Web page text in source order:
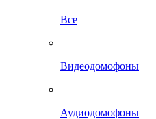
Все
Видеодомофоны
Аудиодомофоны